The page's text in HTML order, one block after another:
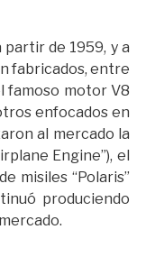
de 1959, y a
fabricados, entre
famoso motor V8
enfocados en
al mercado la
Engine”), el
misiles “Polaris”
produciendo